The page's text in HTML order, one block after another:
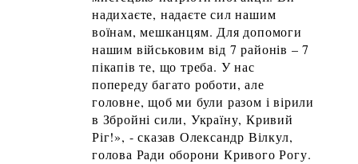
надихаєте, надаєте сил нашим
воїнам, мешканцям. Для допомоги
нашим військовим від 7 районів – 7
пікапів те, що треба. У нас
попереду багато роботи, але
головне, щоб ми були разом і вірили
в Збройні сили, Україну, Кривий
Ріг!», - сказав Олександр Вілкул,
голова Ради оборони Кривого Рогу.